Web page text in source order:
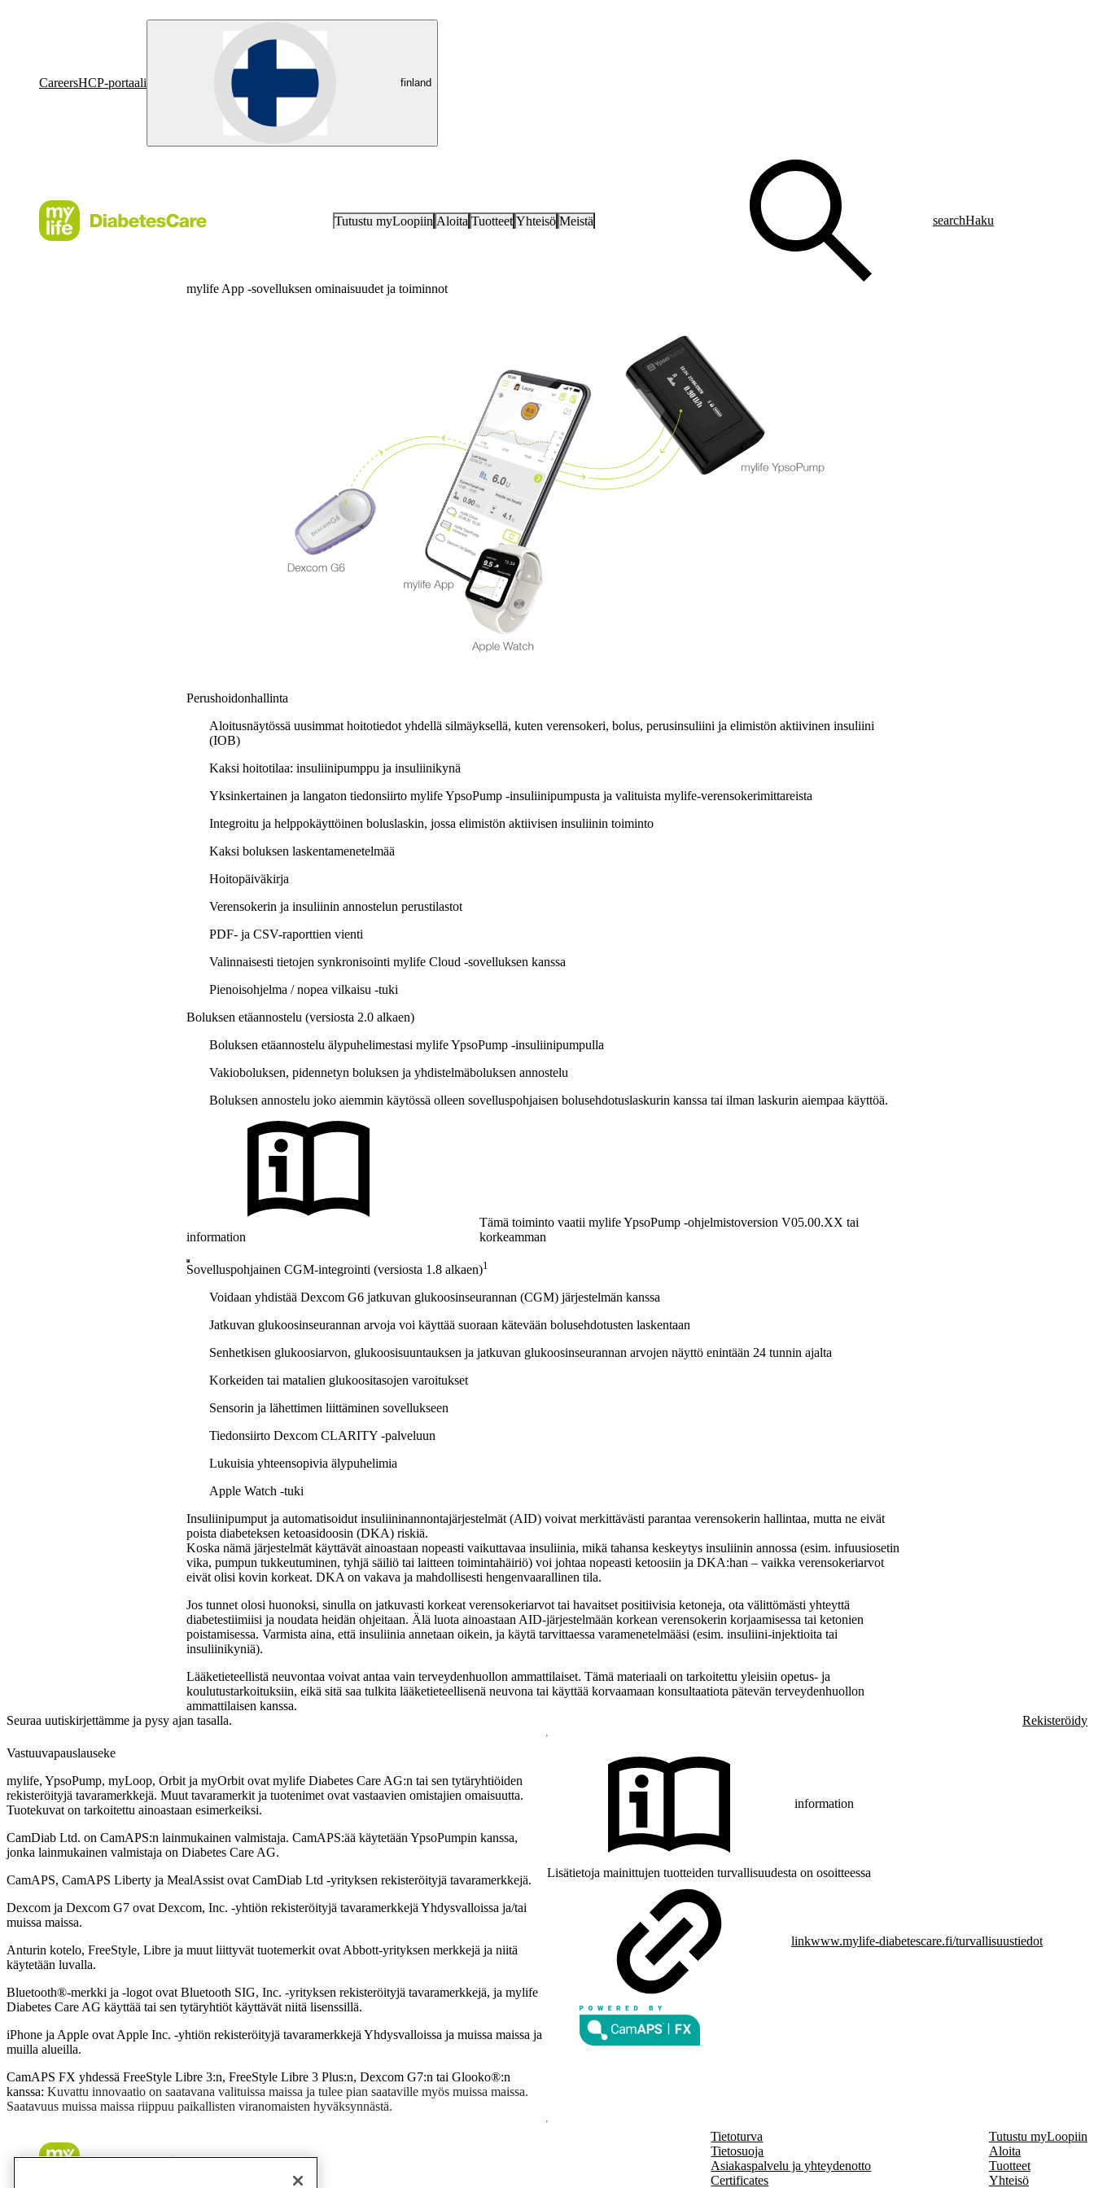
CareersHCP-portaali finland
Tutustu myLoopiin Aloita Tuotteet Yhteisö Meistä searchHaku
mylife App -sovelluksen ominaisuudet ja toiminnot
Perushoidonhallinta
Aloitusnäytössä uusimmat hoitotiedot yhdellä silmäyksellä, kuten verensokeri, bolus, perusinsuliini ja elimistön aktiivinen insuliini
(IOB)
Kaksi hoitotilaa: insuliinipumppu ja insuliinikynä
Yksinkertainen ja langaton tiedonsiirto mylife YpsoPump -insuliinipumpusta ja valituista mylife-verensokerimittareista
Integroitu ja helppokäyttöinen boluslaskin, jossa elimistön aktiivisen insuliinin toiminto
Kaksi boluksen laskentamenetelmää
Hoitopäiväkirja
Verensokerin ja insuliinin annostelun perustilastot
PDF- ja CSV-raporttien vienti
Valinnaisesti tietojen synkronisointi mylife Cloud -sovelluksen kanssa
Pienoisohjelma / nopea vilkaisu -tuki
Boluksen etäannostelu (versiosta 2.0 alkaen)
Boluksen etäannostelu älypuhelimestasi mylife YpsoPump -insuliinipumpulla
Vakioboluksen, pidennetyn boluksen ja yhdistelmäboluksen annostelu
Boluksen annostelu joko aiemmin käytössä olleen sovelluspohjaisen bolusehdotuslaskurin kanssa tai ilman laskurin aiempaa käyttöä.
information
Tämä toiminto vaatii mylife YpsoPump -ohjelmistoversion V05.00.XX tai
korkeamman
Sovelluspohjainen CGM-integrointi (versiosta 1.8 alkaen)1
Voidaan yhdistää Dexcom G6 jatkuvan glukoosinseurannan (CGM) järjestelmän kanssa
Jatkuvan glukoosinseurannan arvoja voi käyttää suoraan kätevään bolusehdotusten laskentaan
Senhetkisen glukoosiarvon, glukoosisuuntauksen ja jatkuvan glukoosinseurannan arvojen näyttö enintään 24 tunnin ajalta
Korkeiden tai matalien glukoositasojen varoitukset
Sensorin ja lähettimen liittäminen sovellukseen
Tiedonsiirto Dexcom CLARITY -palveluun
Lukuisia yhteensopivia älypuhelimia
Apple Watch -tuki
Insuliinipumput ja automatisoidut insuliininannontajärjestelmät (AID) voivat merkittävästi parantaa verensokerin hallintaa, mutta ne eivät
poista diabeteksen ketoasidoosin (DKA) riskiä.
Koska nämä järjestelmät käyttävät ainoastaan nopeasti vaikuttavaa insuliinia, mikä tahansa keskeytys insuliinin annossa (esim. infuusiosetin
vika, pumpun tukkeutuminen, tyhjä säiliö tai laitteen toimintahäiriö) voi johtaa nopeasti ketoosiin ja DKA:han – vaikka verensokeriarvot
eivät olisi kovin korkeat. DKA on vakava ja mahdollisesti hengenvaarallinen tila.
Jos tunnet olosi huonoksi, sinulla on jatkuvasti korkeat verensokeriarvot tai havaitset positiivisia ketoneja, ota välittömästi yhteyttä
diabetestiimiisi ja noudata heidän ohjeitaan. Älä luota ainoastaan AID-järjestelmään korkean verensokerin korjaamisessa tai ketonien
poistamisessa. Varmista aina, että insuliinia annetaan oikein, ja käytä tarvittaessa varamenetelmääsi (esim. insuliini-injektioita tai
insuliinikyniä).
Lääketieteellistä neuvontaa voivat antaa vain terveydenhuollon ammattilaiset. Tämä materiaali on tarkoitettu yleisiin opetus- ja
koulutustarkoituksiin, eikä sitä saa tulkita lääketieteellisenä neuvona tai käyttää korvaamaan konsultaatiota pätevän terveydenhuollon
ammattilaisen kanssa.
Seuraa uutiskirjettämme ja pysy ajan tasalla.
Rekisteröidy
Vastuuvapauslauseke
mylife, YpsoPump, myLoop, Orbit ja myOrbit ovat mylife Diabetes Care AG:n tai sen tytäryhtiöiden
rekisteröityjä tavaramerkkejä. Muut tavaramerkit ja tuotenimet ovat vastaavien omistajien omaisuutta.
Tuotekuvat on tarkoitettu ainoastaan esimerkeiksi.
CamDiab Ltd. on CamAPS:n lainmukainen valmistaja. CamAPS:ää käytetään YpsoPumpin kanssa,
jonka lainmukainen valmistaja on Diabetes Care AG.
CamAPS, CamAPS Liberty ja MealAssist ovat CamDiab Ltd -yrityksen rekisteröityjä tavaramerkkejä.
Dexcom ja Dexcom G7 ovat Dexcom, Inc. -yhtiön rekisteröityjä tavaramerkkejä Yhdysvalloissa ja/tai
muissa maissa.
Anturin kotelo, FreeStyle, Libre ja muut liittyvät tuotemerkit ovat Abbott-yrityksen merkkejä ja niitä
käytetään luvalla.
Bluetooth®-merkki ja -logot ovat Bluetooth SIG, Inc. -yrityksen rekisteröityjä tavaramerkkejä, ja mylife
Diabetes Care AG käyttää tai sen tytäryhtiöt käyttävät niitä lisenssillä.
iPhone ja Apple ovat Apple Inc. -yhtiön rekisteröityjä tavaramerkkejä Yhdysvalloissa ja muissa maissa ja
muilla alueilla.
CamAPS FX yhdessä FreeStyle Libre 3:n, FreeStyle Libre 3 Plus:n, Dexcom G7:n tai Glooko®:n
kanssa: Kuvattu innovaatio on saatavana valituissa maissa ja tulee pian saataville myös muissa maissa.
Saatavuus muissa maissa riippuu paikallisten viranomaisten hyväksynnästä.
information
Lisätietoja mainittujen tuotteiden turvallisuudesta on osoitteessa
linkwww.mylife-diabetescare.fi/turvallisuustiedot
Tietoturva
Tietosuoja
Asiakaspalvelu ja yhteydenotto
Certificates
Tutustu myLoopiin
Aloita
Tuotteet
Yhteisö